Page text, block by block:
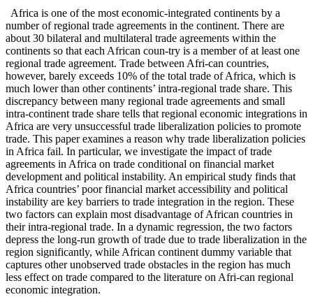
Africa is one of the most economic-integrated continents by a
number of regional trade agreements in the continent. There are
about 30 bilateral and multilateral trade agreements within the
continents so that each African coun-try is a member of at least one
regional trade agreement. Trade between Afri-can countries,
however, barely exceeds 10% of the total trade of Africa, which is
much lower than other continents’ intra-regional trade share. This
discrepancy between many regional trade agreements and small
intra-continent trade share tells that regional economic integrations in
Africa are very unsuccessful trade liberalization policies to promote
trade. This paper examines a reason why trade liberalization policies
in Africa fail. In particular, we investigate the impact of trade
agreements in Africa on trade conditional on financial market
development and political instability. An empirical study finds that
Africa countries’ poor financial market accessibility and political
instability are key barriers to trade integration in the region. These
two factors can explain most disadvantage of African countries in
their intra-regional trade. In a dynamic regression, the two factors
depress the long-run growth of trade due to trade liberalization in the
region significantly, while African continent dummy variable that
captures other unobserved trade obstacles in the region has much
less effect on trade compared to the literature on Afri-can regional
economic integration.